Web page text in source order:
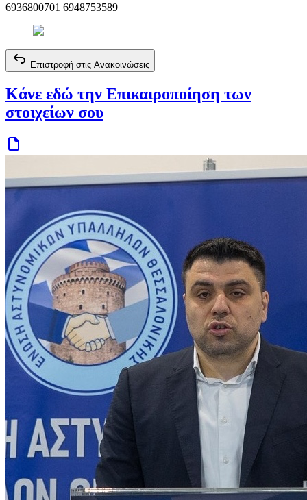
6936800701 6948753589
Επιστροφή στις Ανακοινώσεις
Κάνε εδώ την Επικαιροποίηση των
στοιχείων σου